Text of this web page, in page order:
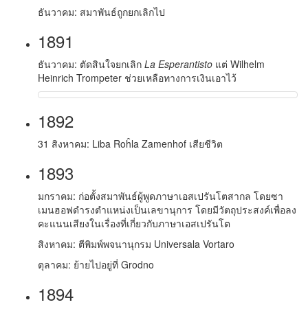
ธันวาคม: สมาพันธ์ถูกยกเลิกไป
1891
ธันวาคม: ตัดสินใจยกเลิก La Esperantisto แต่ Wilhelm
Heinrich Trompeter ช่วยเหลือทางการเงินเอาไว้
1892
31 สิงหาคม: Liba Roĥla Zamenhof เสียชีวิต
1893
มกราคม: ก่อตั้งสมาพันธ์ผู้พูดภาษาเอสเปรันโตสากล โดยซา
เมนฮอฟดำรงตำแหน่งเป็นเลขานุการ โดยมีวัตถุประสงค์เพื่อลง
คะแนนเสียงในเรื่องที่เกี่ยวกับภาษาเอสเปรันโต
สิงหาคม: ตีพิมพ์พจนานุกรม Universala Vortaro
ตุลาคม: ย้ายไปอยู่ที่ Grodno
1894